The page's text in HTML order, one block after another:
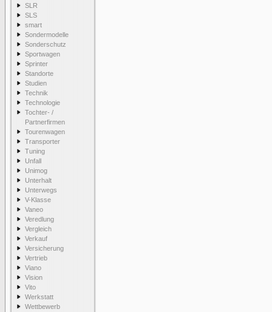
SLR
SLS
smart
Sondermodelle
Sonderschutz
Sportwagen
Sprinter
Standorte
Studien
Technik
Technologie
Tochter- /
Partnerfirmen
Tourenwagen
Transporter
Tuning
Unfall
Unimog
Unterhalt
Unterwegs
V-Klasse
Vaneo
Veredlung
Vergleich
Verkauf
Versicherung
Vertrieb
Viano
Vision
Vito
Werkstatt
Wettbewerb